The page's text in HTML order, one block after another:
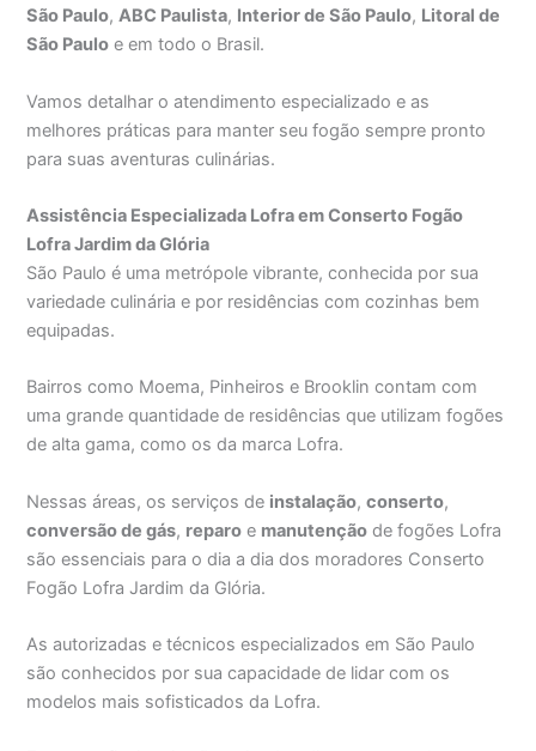
São Paulo,ABC Paulista, Interior de São Paulo, Litoral de
São Paulo e em todo o Brasil.
Vamos detalhar o atendimento especializado e as
melhores práticas para manter seu fogão sempre pronto
para suas aventuras culinárias.
Assistência Especializada Lofra em Conserto Fogão
Lofra Jardim da Glória
São Paulo é uma metrópole vibrante, conhecida por sua
variedade culinária e por residências com cozinhas bem
equipadas.
Bairros como Moema, Pinheiros e Brooklin contam com
uma grande quantidade de residências que utilizam fogões
de alta gama, como os da marca Lofra.
Nessas áreas, os serviços de instalação,conserto,
conversão de gás, reparo e manutenção de fogões Lofra
são essenciais para o dia a dia dos moradores Conserto
Fogão Lofra Jardim da Glória.
As autorizadas e técnicos especializados em São Paulo
são conhecidos por sua capacidade de lidar com os
modelos mais sofisticados da Lofra.